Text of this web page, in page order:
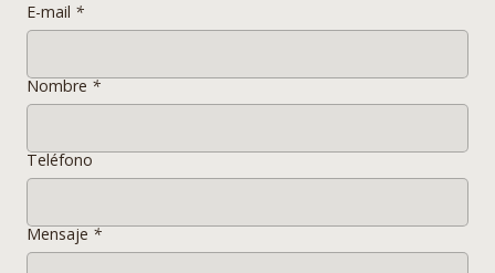
E-mail *
Nombre *
Teléfono
Mensaje *